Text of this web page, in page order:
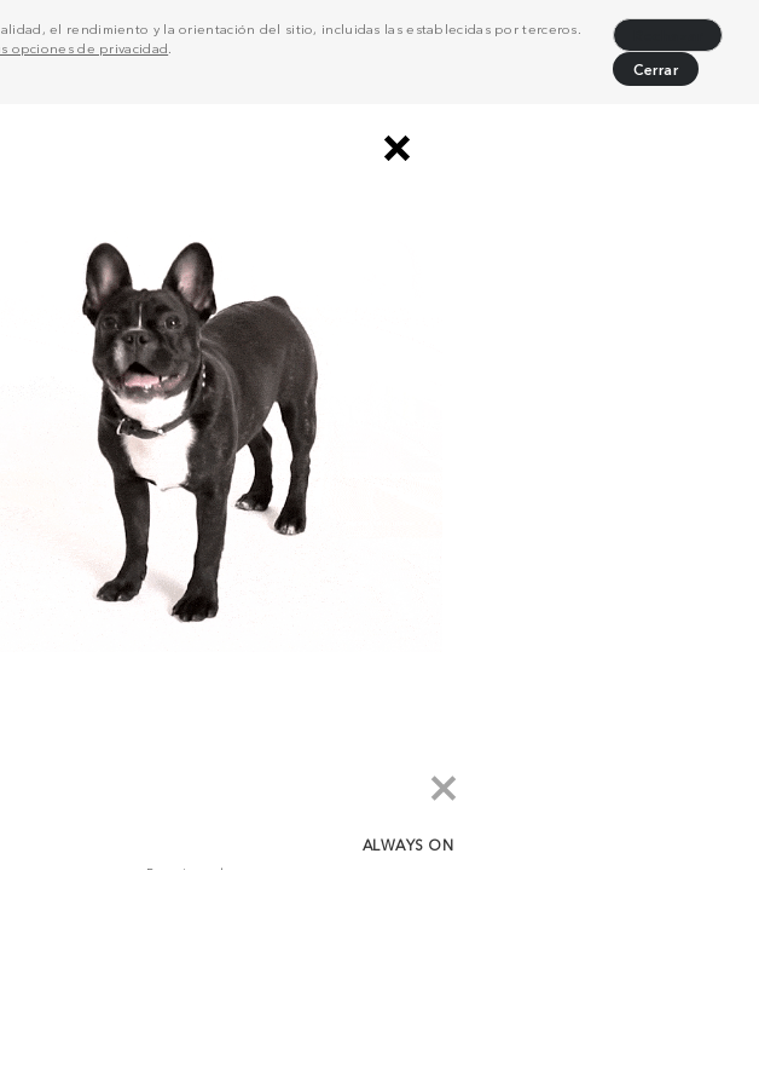
el rendimiento y la orientación del sitio, incluidas las establecidas por terceros.
opciones de privacidad
Cerrar